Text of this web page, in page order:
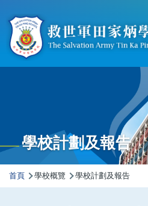
學校計劃及報告
導
首頁 學校概覽 學校計劃及報告